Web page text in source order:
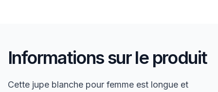
Informations sur le produit
Cette jupe blanche pour femme est longue et